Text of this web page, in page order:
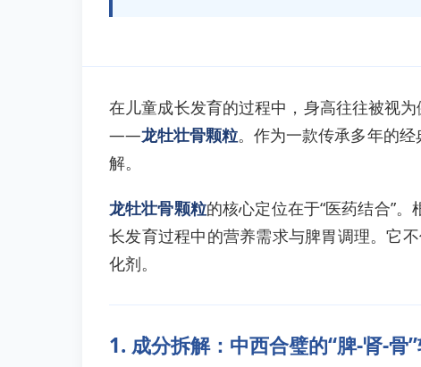
在儿童成长发育的过程中，身高往往被视
——龙牡壮骨颗粒。作为一款传承多年的
解。
龙牡壮骨颗粒的核心定位在于“医药结合”。
长发育过程中的营养需求与脾胃调理。它
化剂。
1. 成分拆解：中西合璧的“脾-肾-骨